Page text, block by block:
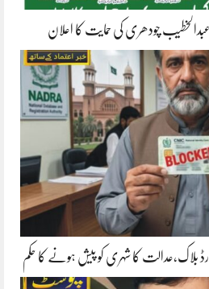
بلاک،عدالت کا شہری کو پیش ہونے کا حکم